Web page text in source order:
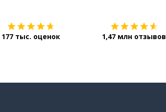
177 тыс. оценок 1,47 млн отзывов